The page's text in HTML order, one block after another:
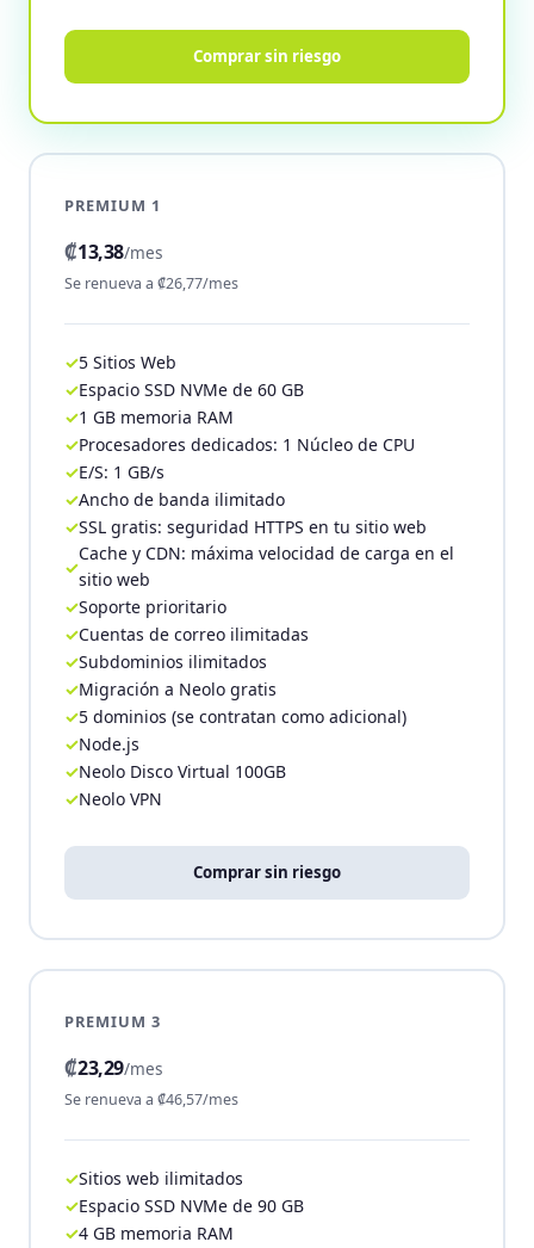
PREMIUM 1
₡13,38/mes
Se renueva a ₡26,77/mes
5 Sitios Web
Espacio SSD NVMe de 60 GB
1 GB memoria RAM
Procesadores dedicados: 1 Núcleo de CPU
E/S: 1 GB/s
Ancho de banda ilimitado
SSL gratis: seguridad HTTPS en tu sitio web
Cache y CDN: máxima velocidad de carga en el
sitio web
Soporte prioritario
Cuentas de correo ilimitadas
Subdominios ilimitados
Migración a Neolo gratis
5 dominios (se contratan como adicional)
Node.js
Neolo Disco Virtual 100GB
Neolo VPN
Comprar sin riesgo
Comprar sin riesgo
PREMIUM 3
₡23,29/mes
Se renueva a ₡46,57/mes
Sitios web ilimitados
Espacio SSD NVMe de 90 GB
4 GB memoria RAM